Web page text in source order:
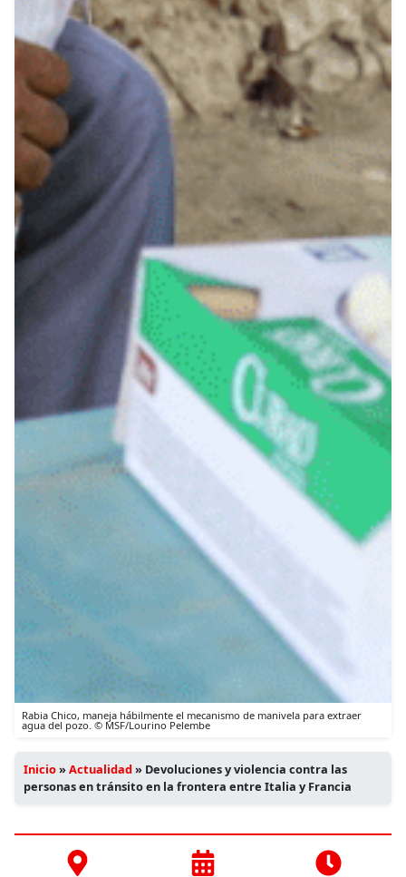
Rabia Chico, maneja hábilmente el mecanismo de manivela para extraer
agua del pozo. © MSF/Lourino Pelembe
Inicio»Actualidad» Devoluciones y violencia contra las
personas en tránsito en la frontera entre Italia y Francia